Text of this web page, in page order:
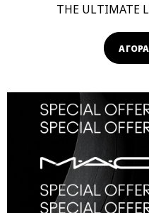
THE ULTIMATE